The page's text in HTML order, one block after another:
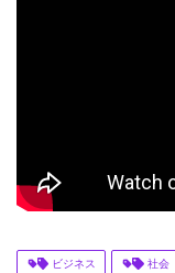
ビジネス 社会